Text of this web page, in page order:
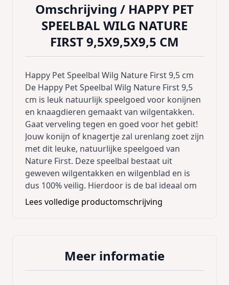
Omschrijving / HAPPY PET
SPEELBAL WILG NATURE
FIRST 9,5X9,5X9,5 CM
Happy Pet Speelbal Wilg Nature First 9,5 cm
De Happy Pet Speelbal Wilg Nature First 9,5
cm is leuk natuurlijk speelgoed voor konijnen
en knaagdieren gemaakt van wilgentakken.
Gaat verveling tegen en goed voor het gebit!
Jouw konijn of knagertje zal urenlang zoet zijn
met dit leuke, natuurlijke speelgoed van
Nature First. Deze speelbal bestaat uit
geweven wilgentakken en wilgenblad en is
dus 100% veilig. Hierdoor is de bal ideaal om
mee te gooien, te rollen en om lekker aan te
knagen: dit gaat verveling tegen en helpt bij
konijn tot cavia!
Lees volledige productomschrijving
Meer informatie